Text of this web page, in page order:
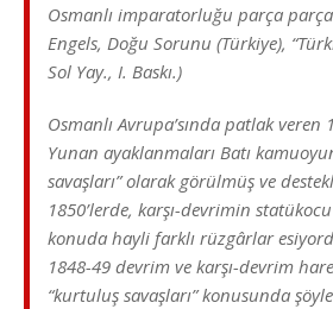
Osmanlı imparatorluğu parça
Engels, Doğu Sorunu (Türkiye),
Sol Yay., I. Baskı.)
Osmanlı Avrupa’sında patlak veren
Yunan ayaklanmaları Batı
savaşları” olarak görülmüş ve
1850’lerde, karşı-devrimin
konuda hayli farklı rüzgârlar
1848-49 devrim ve karşı-devrim
“kurtuluş savaşları” konusunda